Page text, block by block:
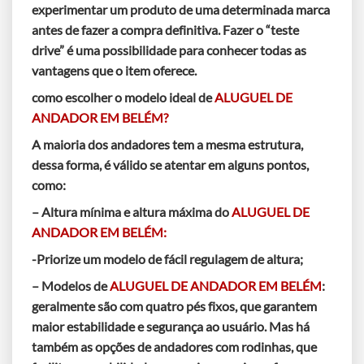
experimentar um produto de uma determinada marca
antes de fazer a compra definitiva. Fazer o “teste
drive” é uma possibilidade para conhecer todas as
vantagens que o item oferece.
como escolher o modelo ideal deALUGUEL DE
ANDADOR EM BELÉM?
A maioria dos andadores tem a mesma estrutura,
dessa forma, é válido se atentar em alguns pontos,
como:
– Altura mínima e altura máxima doALUGUEL DE
ANDADOR EM BELÉM:
-Priorize um modelo de fácil regulagem de altura;
– Modelos deALUGUEL DE ANDADOR EM BELÉM:
geralmente são com quatro pés fixos, que garantem
maior estabilidade e segurança ao usuário. Mas há
também as opções de andadores com rodinhas, que